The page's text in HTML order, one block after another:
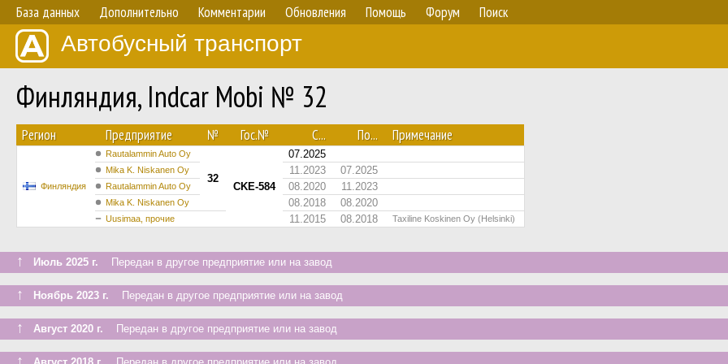
База данных Дополнительно Комментарии Обновления Помощь Форум Поиск
Автобусный транспорт
Финляндия, Indcar Mobi № 32
Регион Предприятие № Гос.№ С... По... Примечание
Финляндия
Rautalammin Auto Oy
32
CKE-584
07.2025
Mika K. Niskanen Oy 11.2023 07.2025
Rautalammin Auto Oy 08.2020 11.2023
Mika K. Niskanen Oy 08.2018 08.2020
Uusimaa, прочие 11.2015 08.2018 Taxiline Koskinen Oy (Helsinki)
↑ Июль 2025 г. Передан в другое предприятие или на завод
↑ Ноябрь 2023 г. Передан в другое предприятие или на завод
↑ Август 2020 г. Передан в другое предприятие или на завод
↑